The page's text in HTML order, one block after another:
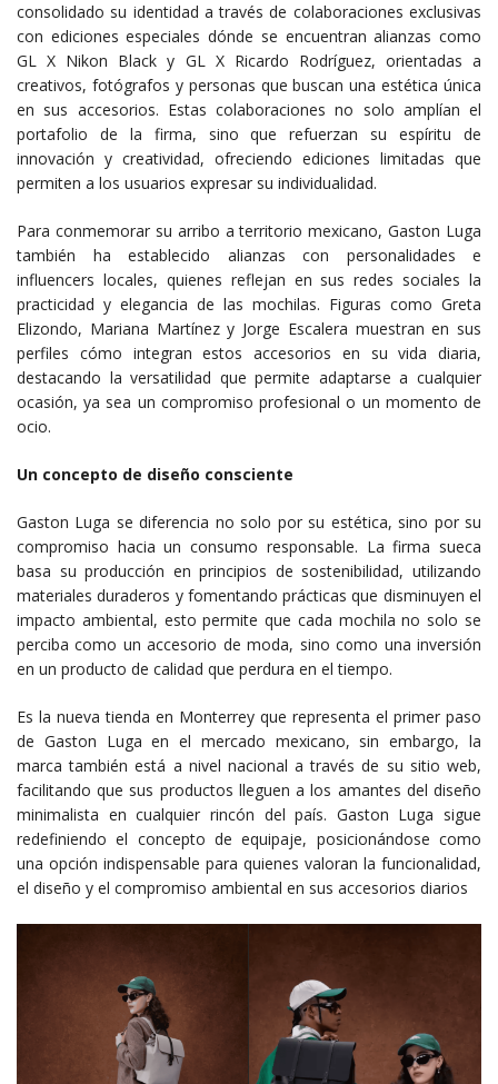
consolidado su identidad a través de colaboraciones exclusivas
con ediciones especiales dónde se encuentran alianzas como
GL X Nikon Black y GL X Ricardo Rodríguez, orientadas a
creativos, fotógrafos y personas que buscan una estética única
en sus accesorios. Estas colaboraciones no solo amplían el
portafolio de la firma, sino que refuerzan su espíritu de
innovación y creatividad, ofreciendo ediciones limitadas que
permiten a los usuarios expresar su individualidad.
Para conmemorar su arribo a territorio mexicano, Gaston Luga
también ha establecido alianzas con personalidades e
influencers locales, quienes reflejan en sus redes sociales la
practicidad y elegancia de las mochilas. Figuras como Greta
Elizondo, Mariana Martínez y Jorge Escalera muestran en sus
perfiles cómo integran estos accesorios en su vida diaria,
destacando la versatilidad que permite adaptarse a cualquier
ocasión, ya sea un compromiso profesional o un momento de
ocio.
Un concepto de diseño consciente
Gaston Luga se diferencia no solo por su estética, sino por su
compromiso hacia un consumo responsable. La firma sueca
basa su producción en principios de sostenibilidad, utilizando
materiales duraderos y fomentando prácticas que disminuyen el
impacto ambiental, esto permite que cada mochila no solo se
perciba como un accesorio de moda, sino como una inversión
en un producto de calidad que perdura en el tiempo.
Es la nueva tienda en Monterrey que representa el primer paso
de Gaston Luga en el mercado mexicano, sin embargo, la
marca también está a nivel nacional a través de su sitio web,
facilitando que sus productos lleguen a los amantes del diseño
minimalista en cualquier rincón del país. Gaston Luga sigue
redefiniendo el concepto de equipaje, posicionándose como
una opción indispensable para quienes valoran la funcionalidad,
el diseño y el compromiso ambiental en sus accesorios diarios